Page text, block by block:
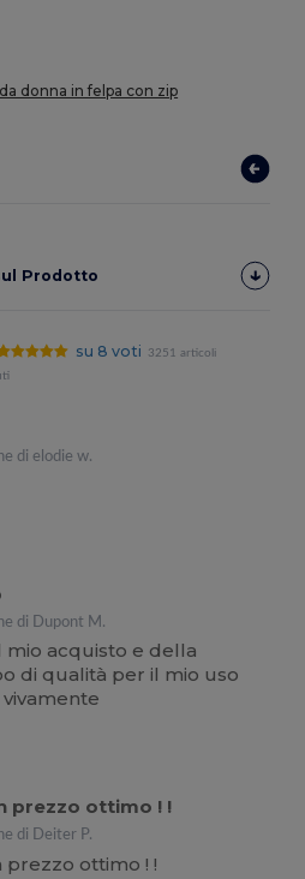
donna in felpa con zip
Prodotto
su 8 voti
3251 articoli
di elodie w.
di Dupont M.
acquisto e della
di qualità per il mio uso
prezzo ottimo ! !
di Deiter P.
ottimo ! !